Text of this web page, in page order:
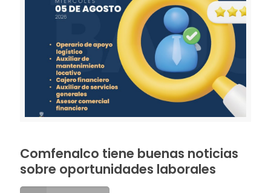
Comfenalco tiene buenas noticias
sobre oportunidades laborales